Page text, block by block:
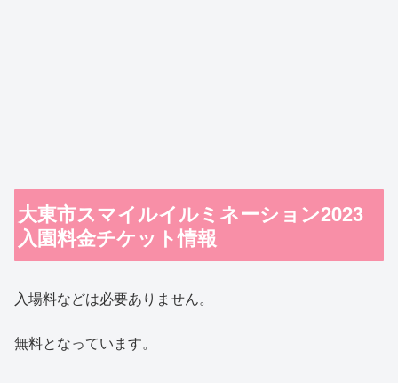
大東市スマイルイルミネーション2023
入園料金チケット情報
入場料などは必要ありません。
無料となっています。